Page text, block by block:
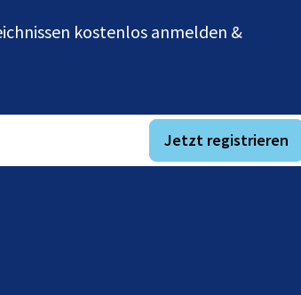
kostenlos anmelden &
Jetzt registrieren